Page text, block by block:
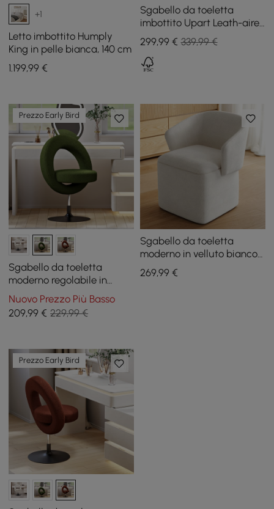
+1
Letto imbottito Humply
King in pelle bianca, 140 cm
1.199,99 €
Sgabello da toeletta
imbottito Upart Leath-aire
con struttura dorata
299,99€ 339,99 €
Prezzo Early Bird
Sgabello da toeletta
moderno regolabile in
bouclé con schienale
Nuovo Prezzo Più Basso
209,99 € 229,99 €
Sgabello da toeletta
moderno in velluto bianco
con contenitore
269,99€
Prezzo Early Bird